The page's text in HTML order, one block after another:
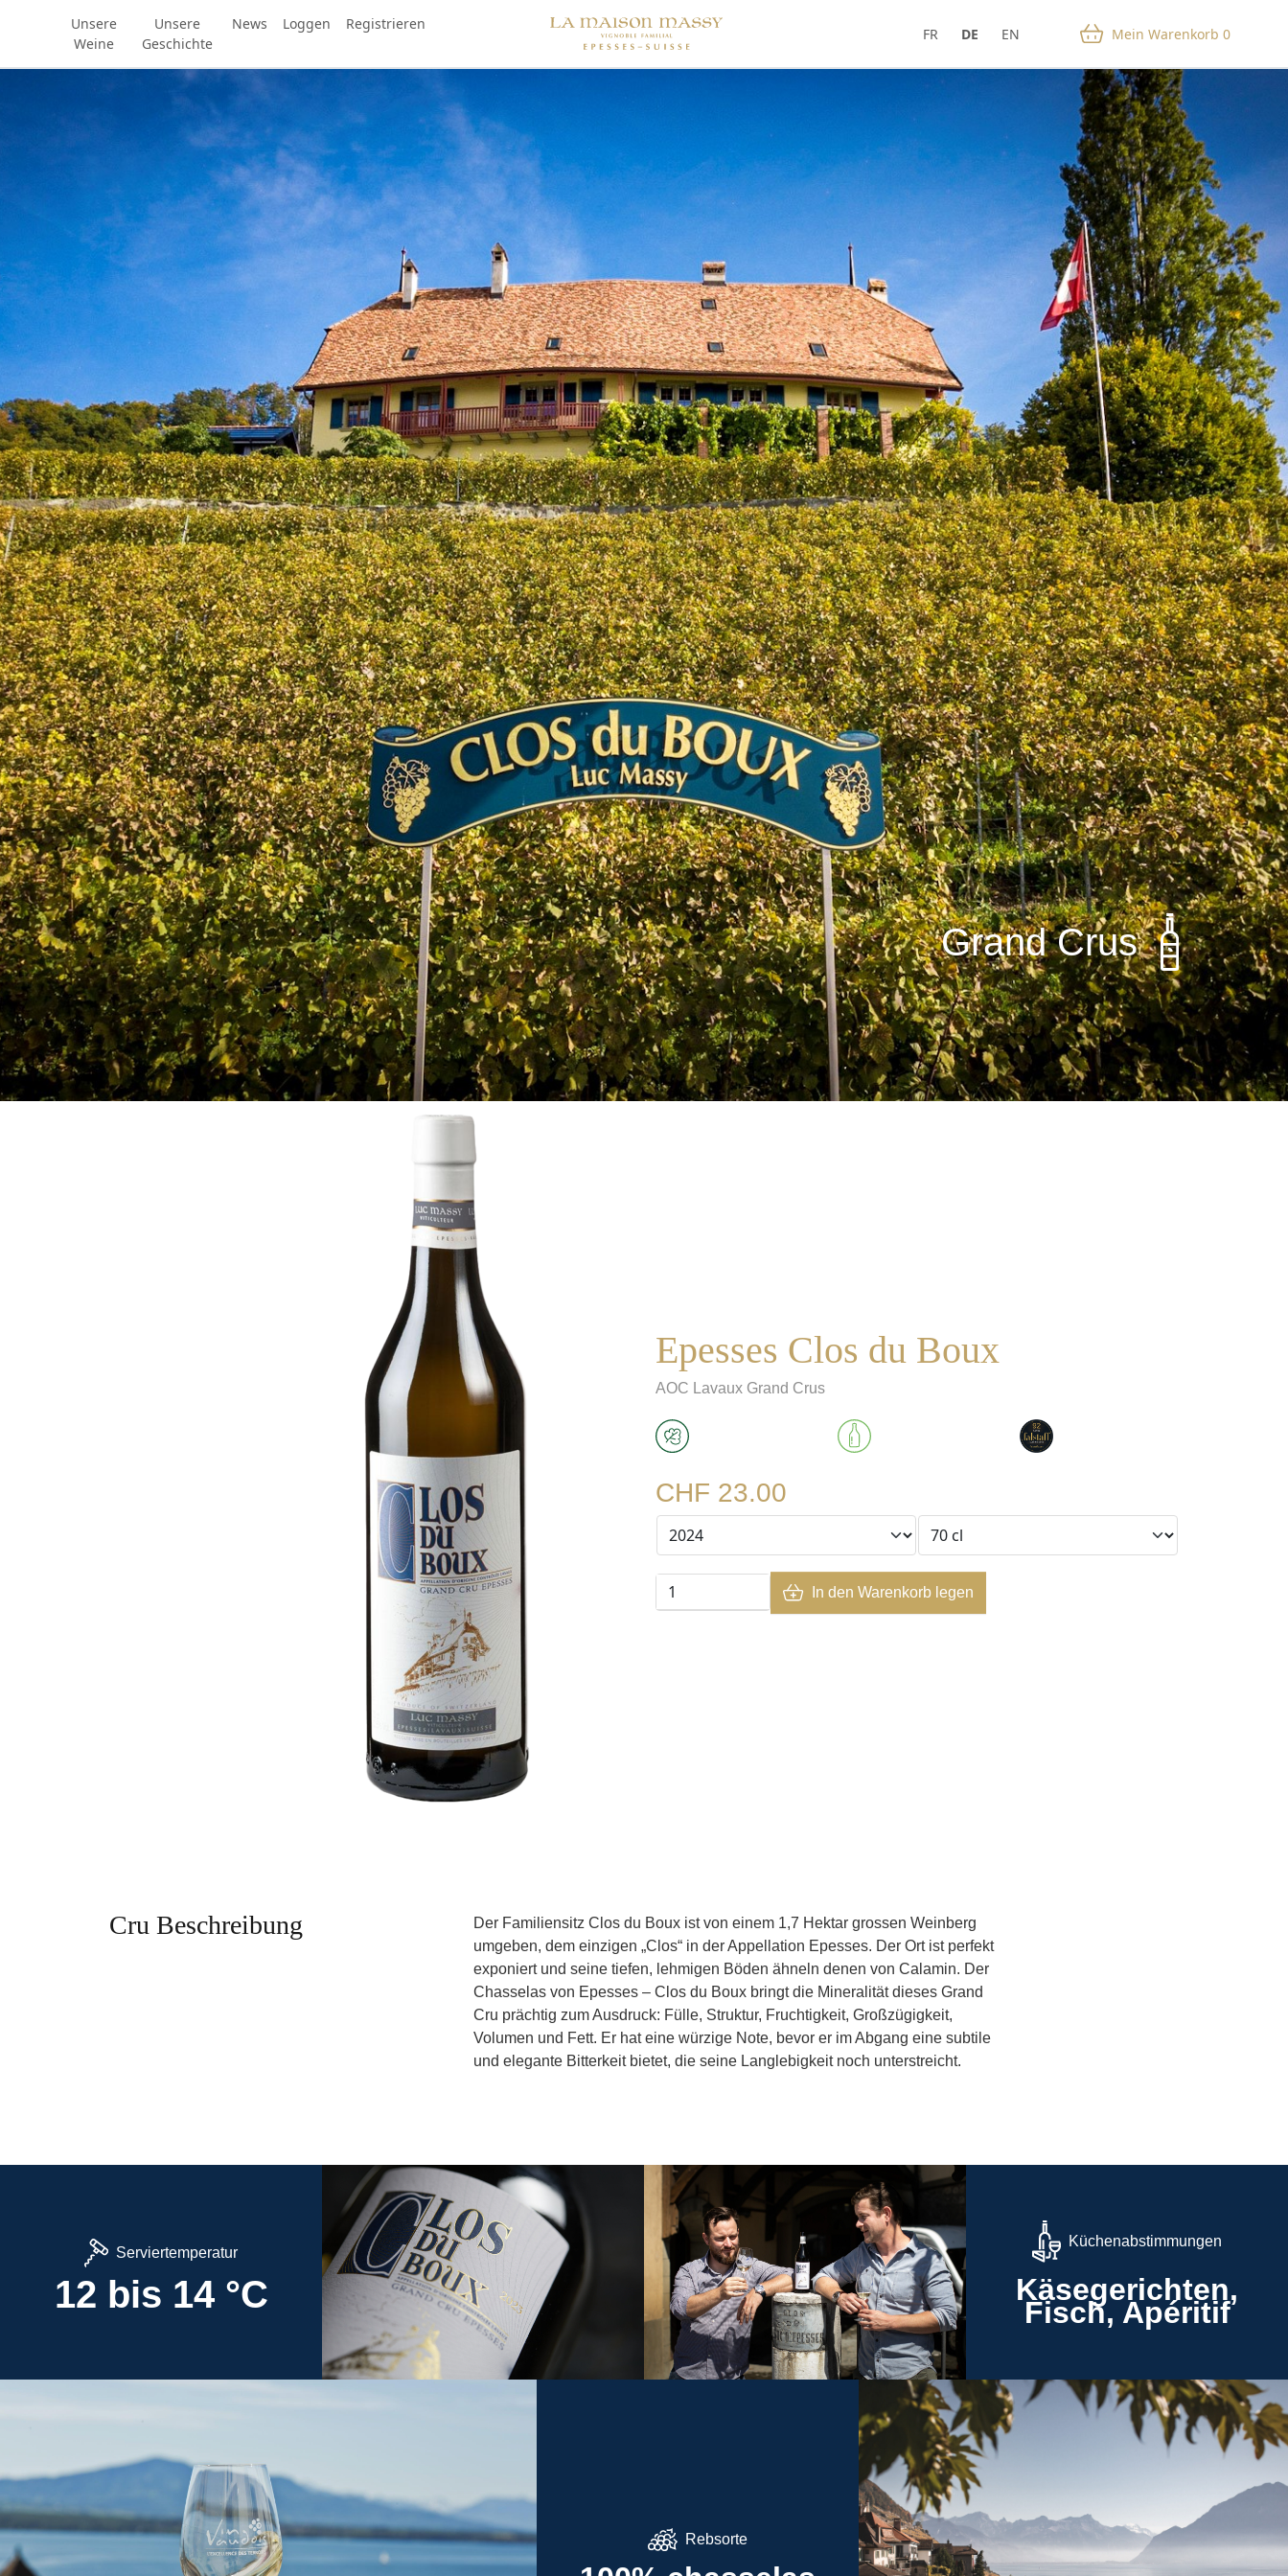
Unsere
Weine
Unsere
Geschichte
News Loggen Registrieren
FR DE EN Mein Warenkorb 0
Grand Crus
Epesses Clos du Boux
AOC Lavaux Grand Crus
CHF 23.00
In den Warenkorb legen
Cru Beschreibung
Der Familiensitz Clos du Boux ist von einem 1,7 Hektar grossen Weinberg
umgeben, dem einzigen „Clos“ in der Appellation Epesses. Der Ort ist perfekt
exponiert und seine tiefen, lehmigen Böden ähneln denen von Calamin. Der
Chasselas von Epesses – Clos du Boux bringt die Mineralität dieses Grand
Cru prächtig zum Ausdruck: Fülle, Struktur, Fruchtigkeit, Großzügigkeit,
Volumen und Fett. Er hat eine würzige Note, bevor er im Abgang eine subtile
und elegante Bitterkeit bietet, die seine Langlebigkeit noch unterstreicht.
Serviertemperatur
12 bis 14 °C
Küchenabstimmungen
Käsegerichten,
Fisch, Apéritif
Rebsorte